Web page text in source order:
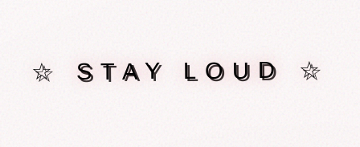
☆ STAY LOUD ☆